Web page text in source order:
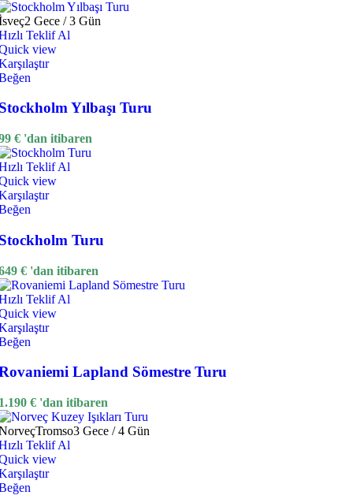
2 Gece / 3 Gün
Teklif Al
view
Yılbaşı Turu
€ 'dan itibaren
Teklif Al
view
Turu
€ 'dan itibaren
Teklif Al
view
Lapland Sömestre Turu
€ 'dan itibaren
Tromso3 Gece / 4 Gün
Teklif Al
view